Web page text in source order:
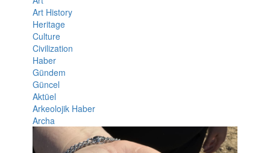
Art History
Heritage
Culture
Civilization
Haber
Gündem
Güncel
Aktüel
Arkeolojik Haber
Archa